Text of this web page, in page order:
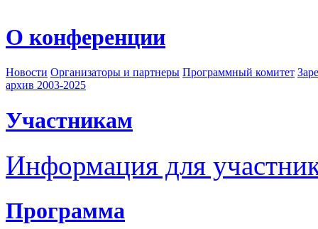
О конференции
Новости Организаторы и партнеры Программный комитет
архив 2003-2025
Участникам
Информация для
Программа